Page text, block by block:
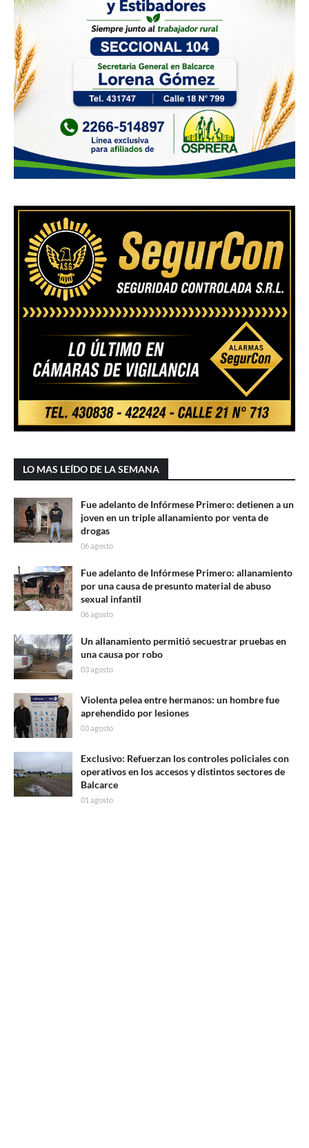
LO MAS LEÍDO DE LA SEMANA
Fue adelanto de Infórmese Primero: detienen a un
joven en un triple allanamiento por venta de
drogas
06 agosto
Fue adelanto de Infórmese Primero: allanamiento
por una causa de presunto material de abuso
sexual infantil
06 agosto
Un allanamiento permitió secuestrar pruebas en
una causa por robo
03 agosto
Violenta pelea entre hermanos: un hombre fue
aprehendido por lesiones
03 agosto
Exclusivo: Refuerzan los controles policiales con
operativos en los accesos y distintos sectores de
Balcarce
01 agosto